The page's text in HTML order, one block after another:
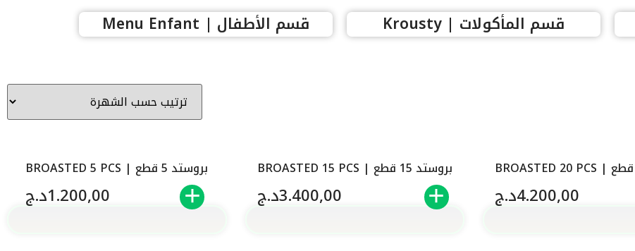
قسم الأطفال | Menu Enfant قسم المأكولات | Krousty
4.200,00د.ج
بروستد 15 قطع | BROASTED 15 PCS
3.400,00د.ج
بروستد 5 قطع | BROASTED 5 PCS
1.200,00د.ج